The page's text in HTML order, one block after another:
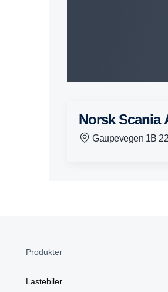
Norsk
Gaupevegen 1B
Produkter
Lastebiler